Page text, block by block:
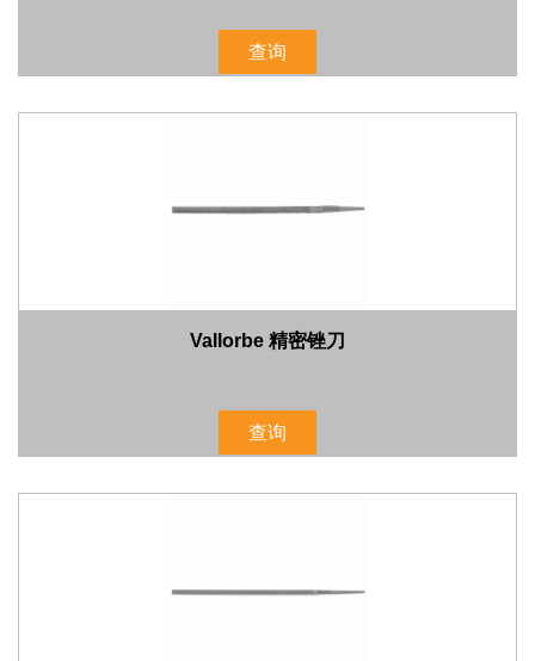
查询
Vallorbe 精密锉刀
查询